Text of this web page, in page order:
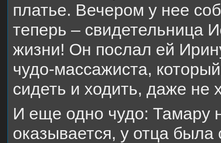
платье. Вечером у нее
теперь – свидетельница
жизни! Он послал ей
чудо-массажиста,
сидеть и ходить, даже
И еще одно чудо: Тамару
оказывается, у отца была